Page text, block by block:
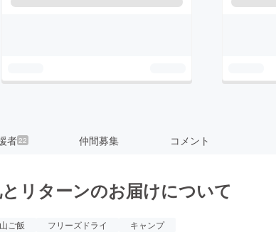
者22 仲間募集 コメント
リターンのお届けについて
山ご飯 フリーズドライ キャンプ